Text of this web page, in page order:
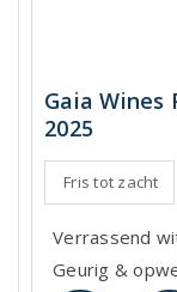
Gaia Wines
2025
Fris tot zacht
Verrassend
Geurig &